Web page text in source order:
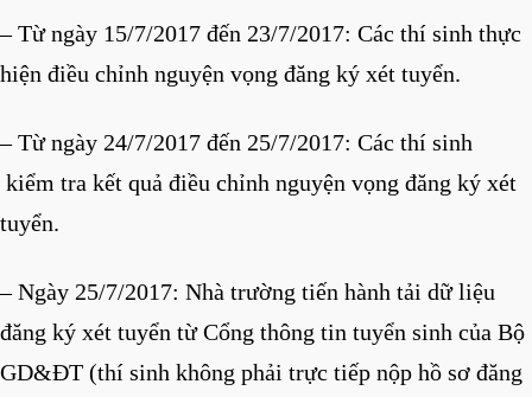
– Từ ngày 15/7/2017 đến 23/7/2017: Các thí sinh thực
hiện điều chỉnh nguyện vọng đăng ký xét tuyển.
– Từ ngày 24/7/2017 đến 25/7/2017: Các thí sinh
kiểm tra kết quả điều chỉnh nguyện vọng đăng ký xét
tuyển.
– Ngày 25/7/2017: Nhà trường tiến hành tải dữ liệu
đăng ký xét tuyển từ Cổng thông tin tuyển sinh của Bộ
GD&ĐT (thí sinh không phải trực tiếp nộp hồ sơ đăng